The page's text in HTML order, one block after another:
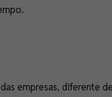
empresas, diferente